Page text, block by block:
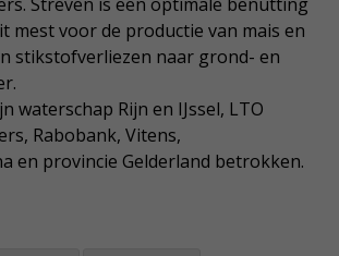
Streven is een optimale benutting
mest voor de productie van mais en
stikstofverliezen naar grond- en
waterschap Rijn en IJssel, LTO
Rabobank, Vitens,
en provincie Gelderland betrokken.